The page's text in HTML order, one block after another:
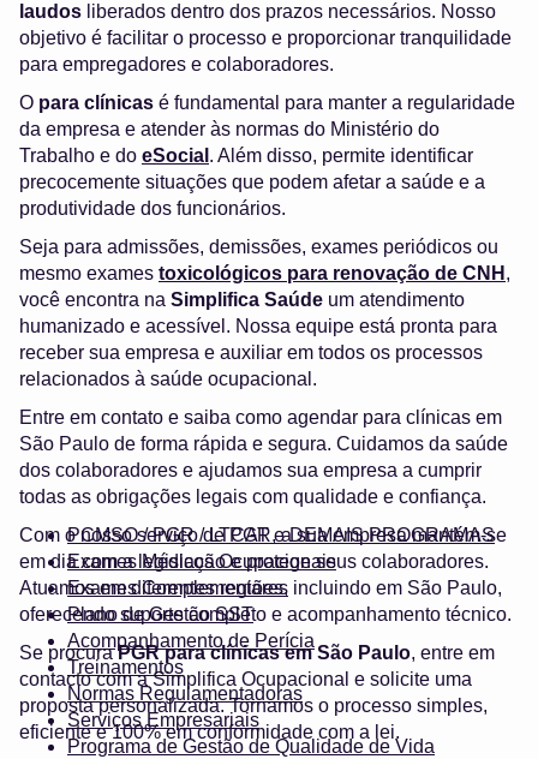
laudos liberados dentro dos prazos necessários. Nosso
objetivo é facilitar o processo e proporcionar tranquilidade
para empregadores e colaboradores.
O para clínicas é fundamental para manter a regularidade
da empresa e atender às normas do Ministério do
Trabalho e do eSocial . Além disso, permite identificar
precocemente situações que podem afetar a saúde e a
produtividade dos funcionários.
Seja para admissões, demissões, exames periódicos ou
mesmo exames toxicológicos para renovação de CNH ,
você encontra na Simplifica Saúde um atendimento
humanizado e acessível. Nossa equipe está pronta para
receber sua empresa e auxiliar em todos os processos
relacionados à saúde ocupacional.
Entre em contato e saiba como agendar para clínicas em
São Paulo de forma rápida e segura. Cuidamos da saúde
dos colaboradores e ajudamos sua empresa a cumprir
todas as obrigações legais com qualidade e confiança.
PCMSO / PGR / LTCAT e DEMAIS PROGRAMAS
Exames Médicos Ocupacionais
Exames Complementares
Plano de Gestão SST
Acompanhamento de Perícia
Treinamentos
Normas Regulamentadoras
Serviços Empresariais
Programa de Gestão de Qualidade de Vida
Com o nosso serviço de PGR, a sua empresa mantém-se
em dia com a legislação e protege seus colaboradores.
Atuamos em diferentes regiões, incluindo em São Paulo,
oferecendo suporte completo e acompanhamento técnico.
Se procuraPGR para clínicas em São Paulo, entre em
contacto com a Simplifica Ocupacional e solicite uma
proposta personalizada. Tornamos o processo simples,
eficiente e 100% em conformidade com a lei.